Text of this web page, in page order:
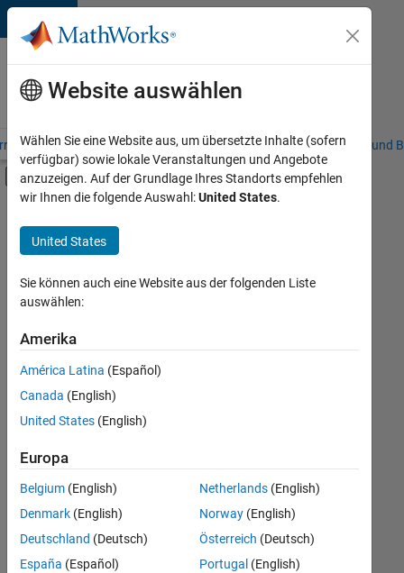
Weiter zum Inhalt
Karriere
bei
MathWorks
– Übersicht Stellensuche Niederlassungen Studierende und
Umschaltung für Off-Canvas-
Hauptinhalt
Advanced Support
Information Technology
Software Process Engineering
+2
Derzeit
es
keine
offenen
Stellen,
Ihren
Suchkriterien
entsprechen.
können
die
Website auswählen
Wählen Sie eine Website aus, um übersetzte Inhalte (sofern
verfügbar) sowie lokale Veranstaltungen und Angebote
anzuzeigen. Auf der Grundlage Ihres Standorts empfehlen
wir Ihnen die folgende Auswahl:United States.
United States
Sie können auch eine Website aus der folgenden Liste
auswählen:
Amerika
América Latina (Español)
Canada (English)
United States (English)
Europa
Belgium (English)
Denmark (English)
Deutschland (Deutsch)
España (Español)
Netherlands(English)
Norway(English)
Österreich (Deutsch)
Portugal (English)